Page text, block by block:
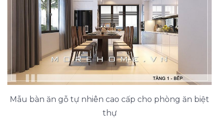
Mẫu bàn ăn gỗ tự nhiên cao cấp cho phòng ăn biệt
thự